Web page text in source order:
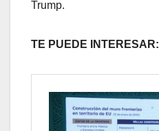
Trump.
TE PUEDE INTERESAR: